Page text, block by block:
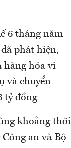
6 tháng năm
phát hiện,
hàng hóa vi
và chuyển
tỷ đồng
khoảng thời
an và Bộ